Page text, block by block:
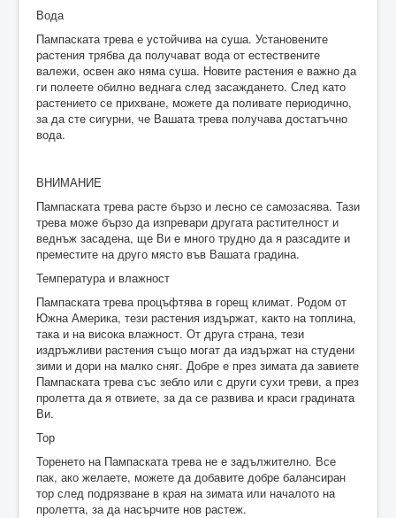
Вода
Пампаската трева е устойчива на суша. Установените
растения трябва да получават вода от естествените
валежи, освен ако няма суша. Новите растения е важно да
ги полеете обилно веднага след засаждането. След като
растението се прихване, можете да поливате периодично,
за да сте сигурни, че Вашата трева получава достатъчно
вода.
ВНИМАНИЕ
Пампаската трева расте бързо и лесно се самозасява. Тази
трева може бързо да изпревари другата растителност и
веднъж засадена, ще Ви е много трудно да я разсадите и
преместите на друго място във Вашата градина.
Температура и влажност
Пампаската трева процъфтява в горещ климат. Родом от
Южна Америка, тези растения издържат, както на топлина,
така и на висока влажност. От друга страна, тези
издръжливи растения също могат да издържат на студени
зими и дори на малко сняг. Добре е през зимата да завиете
Пампаската трева със зебло или с други сухи треви, а през
пролетта да я отвиете, за да се развива и краси градината
Ви.
Тор
Торенето на Пампаската трева не е задължително. Все
пак, ако желаете, можете да добавите добре балансиран
тор след подрязване в края на зимата или началото на
пролетта, за да насърчите нов растеж.